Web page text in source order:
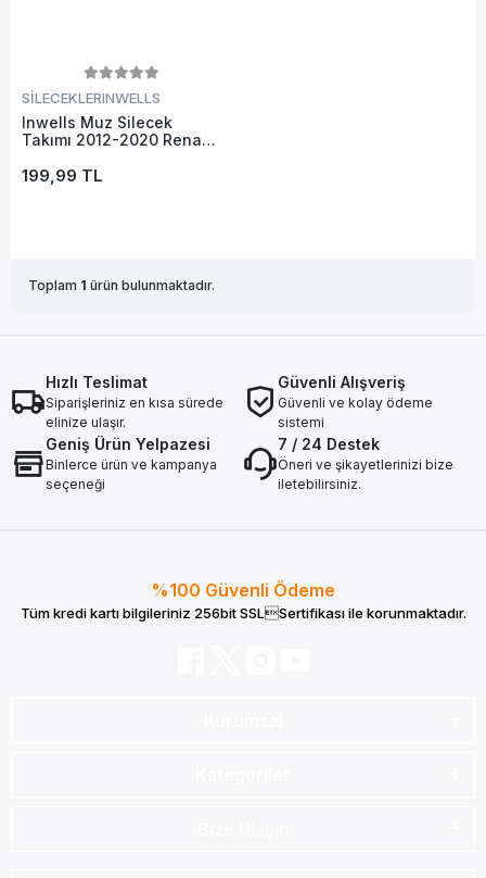
SİLECEKLERINWELLS
Inwells Muz Silecek
Takımı 2012-2020 Renault
199,99 TL
Toplam 1 ürün bulunmaktadır.
Hızlı Teslimat
Siparişleriniz en kısa sürede
elinize ulaşır.
Güvenli Alışveriş
Güvenli ve kolay ödeme
sistemi
Geniş Ürün Yelpazesi
Binlerce ürün ve kampanya
seçeneği
7 / 24 Destek
Öneri ve şikayetlerinizi bize
iletebilirsiniz.
%100 Güvenli Ödeme
Tüm kredi kartı bilgileriniz 256bit SSLSertifikası ile korunmaktadır.